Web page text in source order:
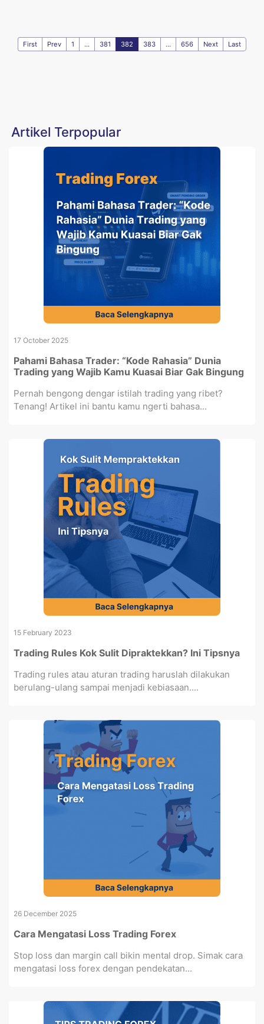
First Prev 1 ... 381 382 383 ... 656 Next Last
Artikel Terpopular
17 October 2025
Pahami Bahasa Trader: “Kode Rahasia” Dunia
Trading yang Wajib Kamu Kuasai Biar Gak Bingung
Pernah bengong dengar istilah trading yang ribet?
Tenang! Artikel ini bantu kamu ngerti bahasa...
15 February 2023
Trading Rules Kok Sulit Dipraktekkan? Ini Tipsnya
Trading rules atau aturan trading haruslah dilakukan
berulang-ulang sampai menjadi kebiasaan....
26 December 2025
Cara Mengatasi Loss Trading Forex
Stop loss dan margin call bikin mental drop. Simak cara
mengatasi loss forex dengan pendekatan...